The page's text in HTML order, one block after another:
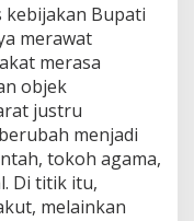
kebijakan Bupati
merawat
merasa
objek
justru
menjadi
tokoh agama,
Di titik itu,
melainkan